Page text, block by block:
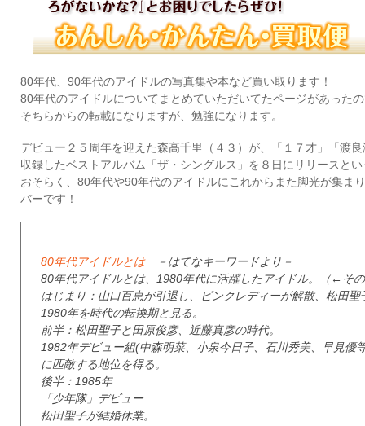
80年代、90年代のアイドルの写真集や本など買い取ります！
80年代のアイドルについてまとめていただいてたページがあった
そちらからの転載になりますが、勉強になります。
デビュー２５周年を迎えた森高千里（４３）が、「１７才」「渡
収録したベストアルバム「ザ・シングルス」を８日にリリースと
おそらく、80年代や90年代のアイドルにこれからまた脚光が集ま
バーです！
80年代アイドルとは－はてなキーワードより－
80年代アイドルとは、1980年代に活躍したアイドル。（←そ
はじまり：山口百恵が引退し、ピンクレディーが解散、松田
1980年を時代の転換期と見る。
前半：松田聖子と田原俊彦、近藤真彦の時代。
1982年デビュー組(中森明菜、小泉今日子、石川秀美、早見優
に匹敵する地位を得る。
後半：1985年
「少年隊」デビュー
松田聖子が結婚休業。